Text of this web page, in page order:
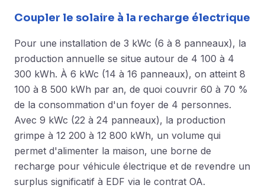
Coupler le solaire à la recharge électrique
Pour une installation de 3 kWc (6 à 8 panneaux), la
production annuelle se situe autour de 4 100 à 4
300 kWh. À 6 kWc (14 à 16 panneaux), on atteint 8
100 à 8 500 kWh par an, de quoi couvrir 60 à 70 %
de la consommation d'un foyer de 4 personnes.
Avec 9 kWc (22 à 24 panneaux), la production
grimpe à 12 200 à 12 800 kWh, un volume qui
permet d'alimenter la maison, une borne de
recharge pour véhicule électrique et de revendre un
surplus significatif à EDF via le contrat OA.